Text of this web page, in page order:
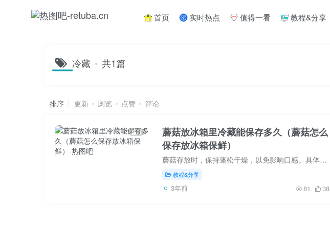
首页 实时热点 值得一看 教程&分享
冷藏 共1篇
排序 更新 浏览 点赞 评论
1
蘑菇放冰箱里冷藏能保存多久（蘑菇怎么
保存放冰箱保鲜）
蘑菇存放时，保持蓬松干燥，以免影响口感。具体方法:一、不洗蘑菇直接放入冰箱 冷藏。二、用厨房纸擦掉蘑菇表面的泥土和多余的水，然后用纸包好放入冰箱 冷藏(3-6摄氏度)。为了获得更好的保鲜效...
教程&分享
3年前 81 38